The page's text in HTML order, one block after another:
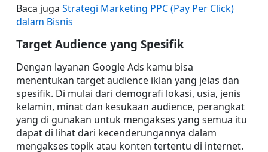
Baca juga Strategi Marketing PPC (Pay Per Click)
dalam Bisnis
Target Audience yang Spesifik
Dengan layanan Google Ads kamu bisa
menentukan target audience iklan yang jelas dan
spesifik. Di mulai dari demografi lokasi, usia, jenis
kelamin, minat dan kesukaan audience, perangkat
yang di gunakan untuk mengakses yang semua itu
dapat di lihat dari kecenderungannya dalam
mengakses topik atau konten tertentu di internet.